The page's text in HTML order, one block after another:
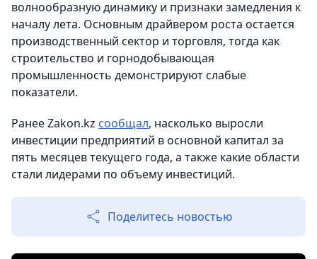
волнообразную динамику и признаки замедления к
началу лета. Основным драйвером роста остается
производственный сектор и торговля, тогда как
строительство и горнодобывающая
промышленность демонстрируют слабые
показатели.
Ранее Zakon.kz сообщал, насколько выросли
инвестиции предприятий в основной капитал за
пять месяцев текущего года, а также какие области
стали лидерами по объему инвестиций.
Поделитесь новостью